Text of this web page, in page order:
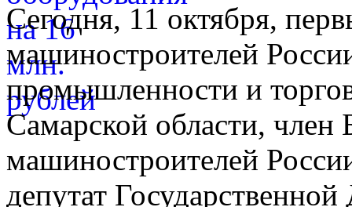
Сегодня, 11 октября,
машиностроителей
промышленности и
Самарской области,
машиностроителей
депутат